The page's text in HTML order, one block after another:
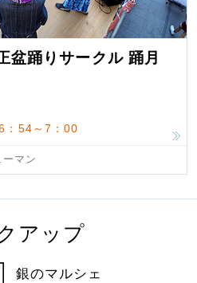
踊りサークル 踊月
：54～7：00
ーマン
アップ
銀のマルシェ